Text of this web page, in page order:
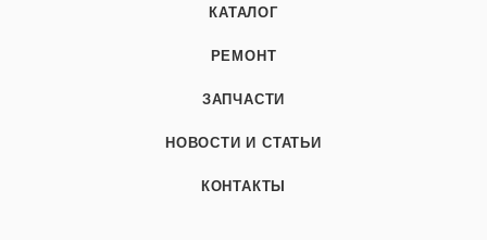
КАТАЛОГ
РЕМОНТ
ЗАПЧАСТИ
НОВОСТИ И СТАТЬИ
КОНТАКТЫ